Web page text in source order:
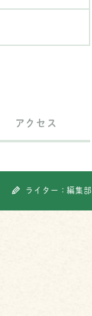
アクセス
ライター：編集部